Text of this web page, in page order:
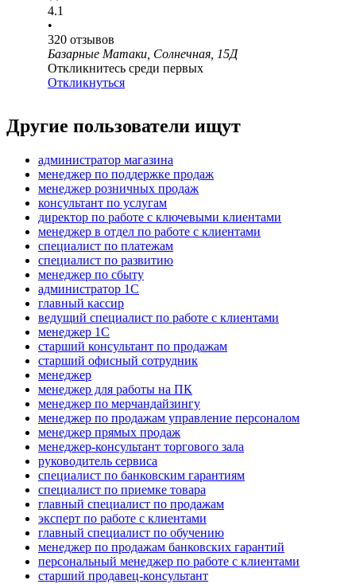
4.1
•
320 отзывов
Базарные Матаки, Солнечная, 15Д
Откликнитесь среди первых
Откликнуться
Другие пользователи ищут
администратор магазина
менеджер по поддержке продаж
менеджер розничных продаж
консультант по услугам
директор по работе с ключевыми клиентами
менеджер в отдел по работе с клиентами
специалист по платежам
специалист по развитию
менеджер по сбыту
администратор 1С
главный кассир
ведущий специалист по работе с клиентами
менеджер 1С
старший консультант по продажам
старший офисный сотрудник
менеджер
менеджер для работы на ПК
менеджер по мерчандайзингу
менеджер по продажам управление персоналом
менеджер прямых продаж
менеджер-консультант торгового зала
руководитель сервиса
специалист по банковским гарантиям
специалист по приемке товара
главный специалист по продажам
эксперт по работе с клиентами
главный специалист по обучению
менеджер по продажам банковских гарантий
персональный менеджер по работе с клиентами
старший продавец-консультант